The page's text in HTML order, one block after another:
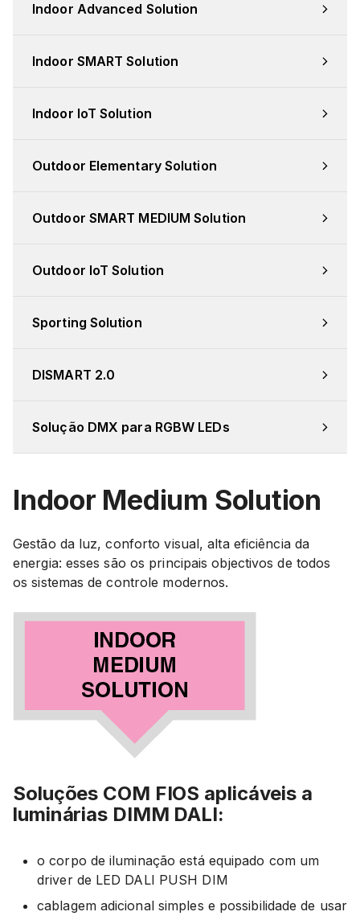
Indoor Advanced Solution
Indoor SMART Solution
Indoor IoT Solution
Outdoor Elementary Solution
Outdoor SMART MEDIUM Solution
Outdoor IoT Solution
Sporting Solution
DISMART 2.0
Solução DMX para RGBW LEDs
Indoor Medium Solution
Gestão da luz, conforto visual, alta eficiência da
energia: esses são os principais objectivos de todos
os sistemas de controle modernos.
Soluções COM FIOS aplicáveis ​​a
luminárias DIMM DALI:
o corpo de iluminação está equipado com um
driver de LED DALI PUSH DIM
cablagem adicional simples e possibilidade de usar